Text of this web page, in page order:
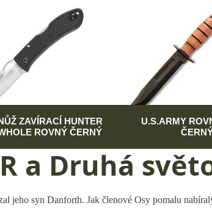
ZAVÍRACÍ HUNTER
ROVNÝ ČERNÝ
U.S.ARMY
a Druhá
jeho syn Danforth. Jak členové Osy pomalu